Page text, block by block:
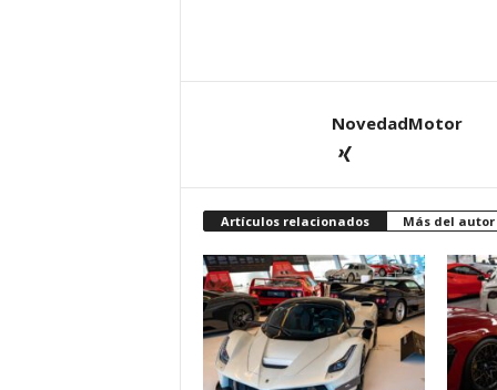
NovedadMotor
Artículos relacionados Más del autor